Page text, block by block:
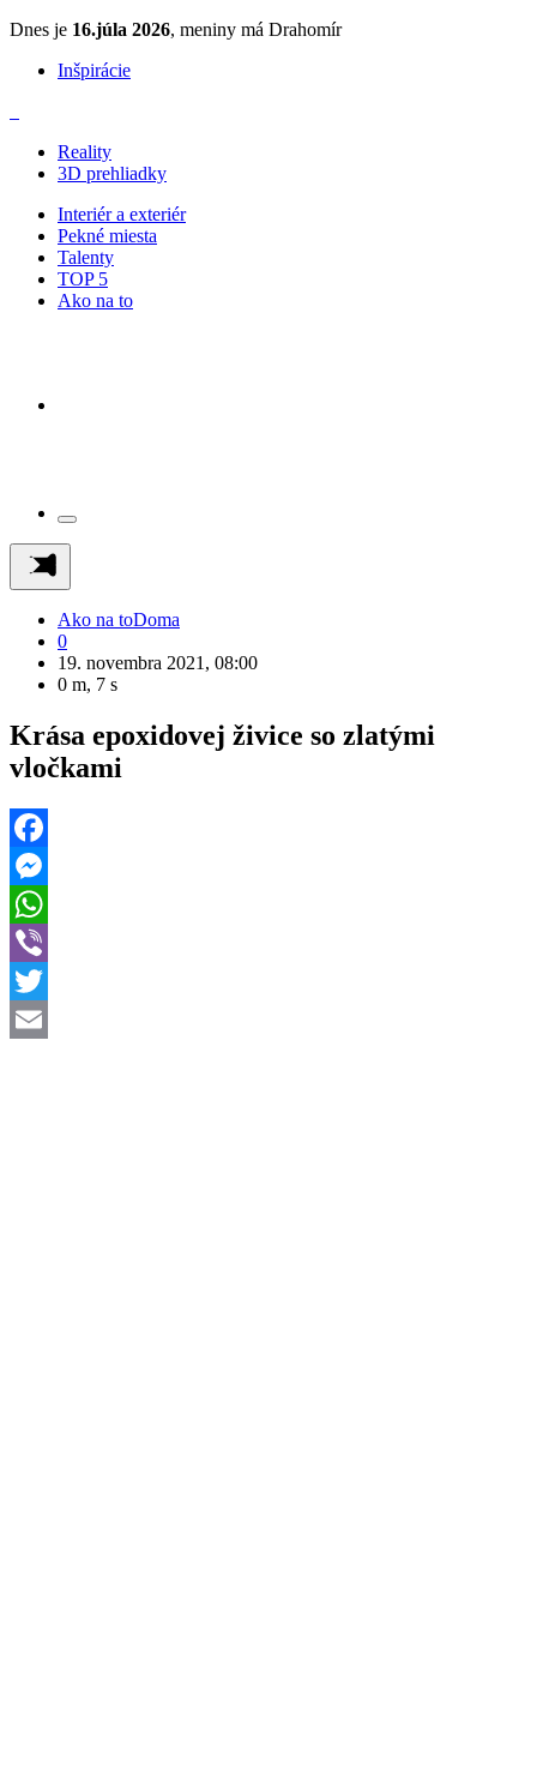
Dnes je 16.júla 2026, meniny má Drahomír
Inšpirácie
Reality
3D prehliadky
Interiér a exteriér
Pekné miesta
Talenty
TOP 5
Ako na to
Ako na toDoma
0
19. novembra 2021, 08:00
0 m, 7 s
Krása epoxidovej živice so zlatými
vločkami
Facebook
Messenger
WhatsApp
Viber
Twitter